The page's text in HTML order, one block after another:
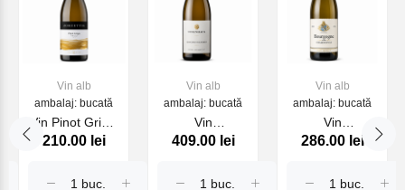
Vin alb
ambalaj: bucată
Vin Pinot Grigio
2024 Friuli
alb, 750 ml
210.00 lei
Vin alb
ambalaj: bucată
Vin
Gewurztraminer
750ml
409.00 lei
Vin alb
ambalaj: bucată
Vin
Chardonnay
sec, 750ml,
286.00 lei